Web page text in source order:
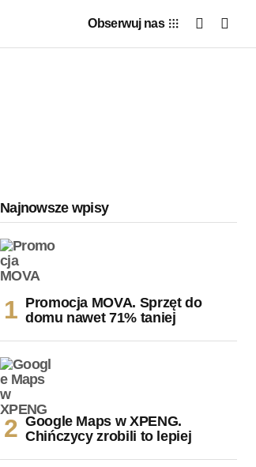
Obserwuj nas
Najnowsze wpisy
Promocja MOVA. Sprzęt do
domu nawet 71% taniej
Google Maps w XPENG.
Chińczycy zrobili to lepiej